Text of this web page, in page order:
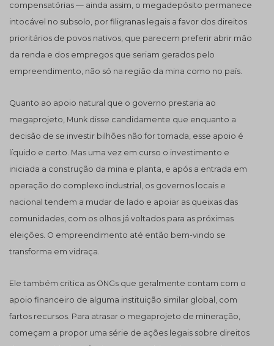
compensatórias — ainda assim, o megadepósito permanece
intocável no subsolo, por filigranas legais a favor dos direitos
prioritários de povos nativos, que parecem preferir abrir mão
da renda e dos empregos que seriam gerados pelo
empreendimento, não só na região da mina como no país.
Quanto ao apoio natural que o governo prestaria ao
megaprojeto, Munk disse candidamente que enquanto a
decisão de se investir bilhões não for tomada, esse apoio é
líquido e certo. Mas uma vez em curso o investimento e
iniciada a construção da mina e planta, e após a entrada em
operação do complexo industrial, os governos locais e
nacional tendem a mudar de lado e apoiar as queixas das
comunidades, com os olhos já voltados para as próximas
eleições. O empreendimento até então bem-vindo se
transforma em vidraça.
Ele também critica as ONGs que geralmente contam com o
apoio financeiro de alguma instituição similar global, com
fartos recursos. Para atrasar o megaprojeto de mineração,
começam a propor uma série de ações legais sobre direitos